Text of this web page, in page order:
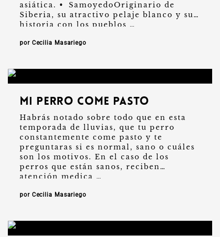
asiática. •⁠ ⁠SamoyedoOriginario de
Siberia, su atractivo pelaje blanco y su
historia con los pueblos …
por Cecilia Masariego
Mi perro come pasto
Habrás notado sobre todo que en esta
temporada de lluvias, que tu perro
constantemente come pasto y te
preguntaras si es normal, sano o cuáles
son los motivos. En el caso de los
perros que están sanos, reciben
atención medica …
por Cecilia Masariego